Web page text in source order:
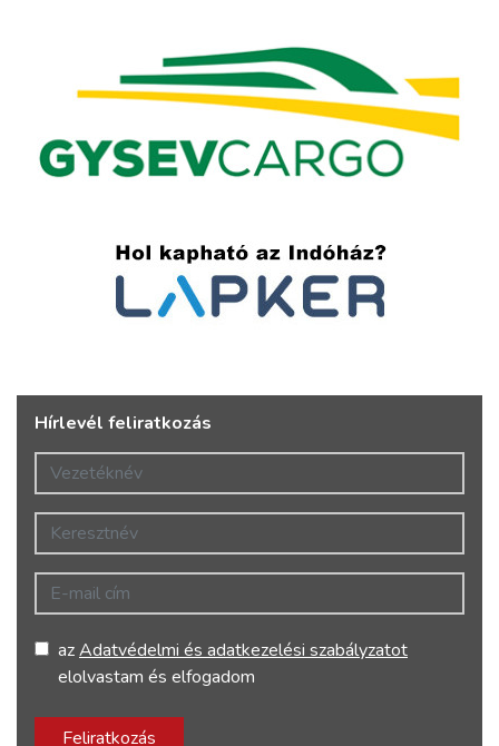
Hírlevél feliratkozás
Vezetéknév
Keresztnév
E-mail cím
azAdatvédelmi és adatkezelési szabályzatot
elolvastam és elfogadom
Feliratkozás